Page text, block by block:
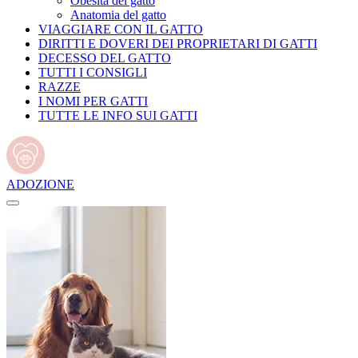
Anatomia del gatto
VIAGGIARE CON IL GATTO
DIRITTI E DOVERI DEI PROPRIETARI DI GATTI
DECESSO DEL GATTO
TUTTI I CONSIGLI
RAZZE
I NOMI PER GATTI
TUTTE LE INFO SUI GATTI
ADOZIONE